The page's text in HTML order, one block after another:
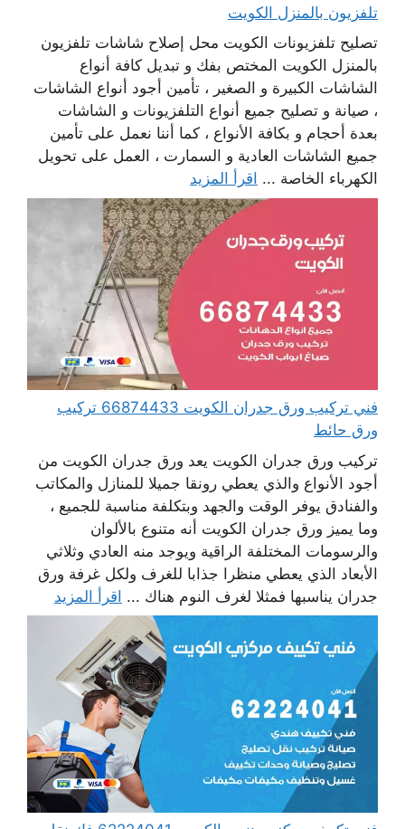
تلفزيون بالمنزل الكويت
تصليح تلفزيونات الكويت محل إصلاح شاشات تلفزيون
بالمنزل الكويت المختص بفك و تبديل كافة أنواع
الشاشات الكبيرة و الصغير ، تأمين أجود أنواع الشاشات
، صيانة و تصليح جميع أنواع التلفزيونات و الشاشات
بعدة أحجام و بكافة الأنواع ، كما أننا نعمل على تأمين
جميع الشاشات العادية و السمارت ، العمل على تحويل
الكهرباء الخاصة ... اقرأ المزيد
فني تركيب ورق جدران الكويت 66874433 تركيب
ورق حائط
تركيب ورق جدران الكويت يعد ورق جدران الكويت من
أجود الأنواع والذي يعطي رونقا جميلا للمنازل والمكاتب
والفنادق يوفر الوقت والجهد وبتكلفة مناسبة للجميع ،
وما يميز ورق جدران الكويت أنه متنوع بالألوان
والرسومات المختلفة الراقية ويوجد منه العادي وثلاثي
الأبعاد الذي يعطي منظرا جذابا للغرف ولكل غرفة ورق
جدران يناسبها فمثلا لغرف النوم هناك ... اقرأ المزيد